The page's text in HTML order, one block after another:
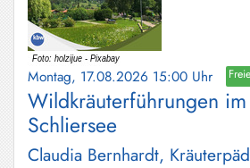
Montag, 17.08.2026 15:00 Uhr
Wildkräuterführungen
Schliersee
Claudia Bernhardt,